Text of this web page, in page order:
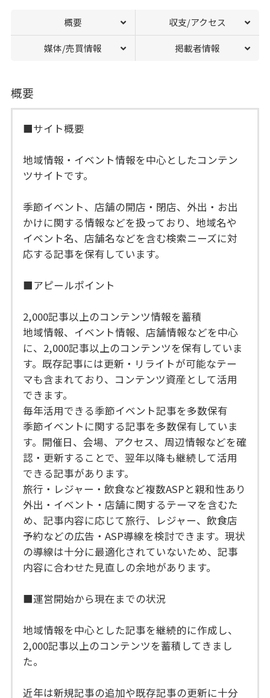
概要 収支/アクセス
媒体/売買情報 掲載者情報
概要
■サイト概要
地域情報・イベント情報を中心としたコンテン
ツサイトです。
季節イベント、店舗の開店・閉店、外出・お出
かけに関する情報などを扱っており、地域名や
イベント名、店舗名などを含む検索ニーズに対
応する記事を保有しています。
■アピールポイント
2,000記事以上のコンテンツ情報を蓄積
地域情報、イベント情報、店舗情報などを中心
に、2,000記事以上のコンテンツを保有していま
す。既存記事には更新・リライトが可能なテー
マも含まれており、コンテンツ資産として活用
できます。
毎年活用できる季節イベント記事を多数保有
季節イベントに関する記事を多数保有していま
す。開催日、会場、アクセス、周辺情報などを確
認・更新することで、翌年以降も継続して活用
できる記事があります。
旅行・レジャー・飲食など複数ASPと親和性あり
外出・イベント・店舗に関するテーマを含むた
め、記事内容に応じて旅行、レジャー、飲食店
予約などの広告・ASP導線を検討できます。現状
の導線は十分に最適化されていないため、記事
内容に合わせた見直しの余地があります。
■運営開始から現在までの状況
地域情報を中心とした記事を継続的に作成し、
2,000記事以上のコンテンツを蓄積してきまし
た。
近年は新規記事の追加や既存記事の更新に十分